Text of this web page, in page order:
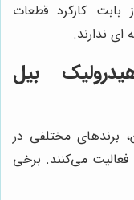
بابت کارکرد قطعات
ندارند.
بیل
برندهای مختلفی در
فعالیت می‌کنند. برخی